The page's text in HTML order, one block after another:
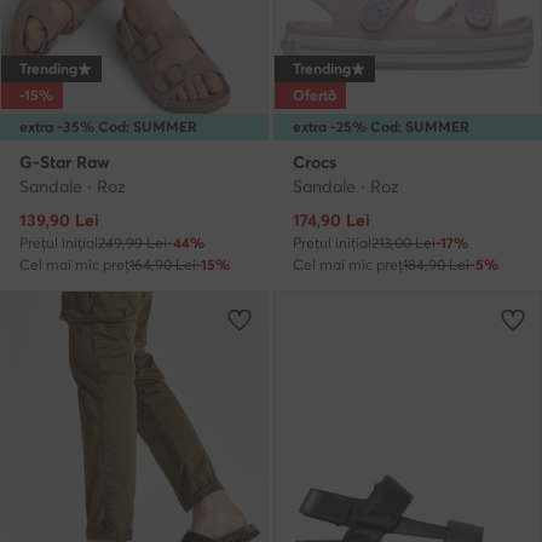
extra -35% Cod: SUMMER
Trending
-15%
G-Star Raw
Sandale · Roz
Prețul actual
139,90 Lei
Prețul inițial249,99 Lei-44%
Cel mai mic preț164,90 Lei-15%
extra -25% Cod: SUMMER
Trending
Ofertă
Crocs
Sandale · Roz
Prețul actual
174,90 Lei
Prețul inițial213,00 Lei-17%
Cel mai mic preț184,90 Lei-5%